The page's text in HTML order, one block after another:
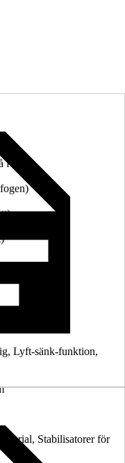
fogen)
Lyft-sänk-funktion,
Stabilisatorer för